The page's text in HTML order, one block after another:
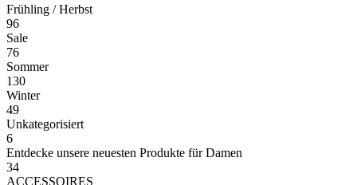
Frühling / Herbst
96
Sale
76
Sommer
130
Winter
49
Unkategorisiert
6
Entdecke unsere neuesten Produkte für Damen
34
ACCESSOIRES